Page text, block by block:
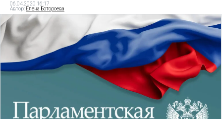
06.04.2020 16:17
Автор: Елена Ботороева